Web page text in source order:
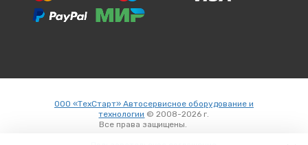
ООО «ТехСтарт» Автосервисное оборудование и
технологии © 2008-2026 г.
Все права защищены.